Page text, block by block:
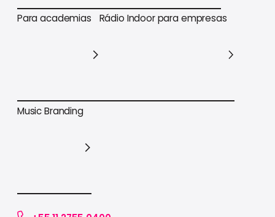
Para varejo em geral Para supermercados
Para academias
Para academias
Rádio Indoor para empresas
Music Branding